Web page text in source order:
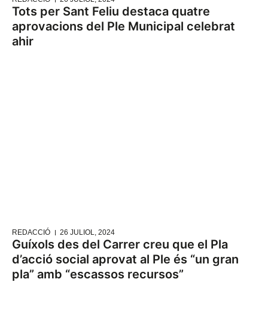
Tots per Sant Feliu destaca quatre
aprovacions del Ple Municipal celebrat
ahir
REDACCIÓ 26 JULIOL, 2024
Guíxols des del Carrer creu que el Pla
d’acció social aprovat al Ple és “un gran
pla” amb “escassos recursos”